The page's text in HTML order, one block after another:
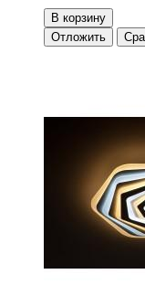
В корзину
Отложить